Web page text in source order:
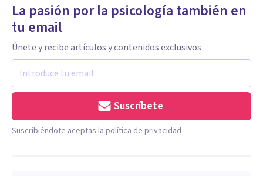
La pasión por la psicología también en
tu email
Únete y recibe artículos y contenidos exclusivos
Suscríbete
Suscribiéndote aceptas la política de privacidad